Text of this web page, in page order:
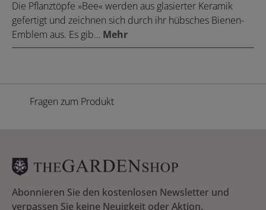
Die Pflanztöpfe »Bee« werden aus glasierter Keramik
gefertigt und zeichnen sich durch ihr hübsches Bienen-
Emblem aus. Es gib… Mehr
Fragen zum Produkt
Abonnieren Sie den kostenlosen Newsletter und
verpassen Sie keine Neuigkeit oder Aktion.